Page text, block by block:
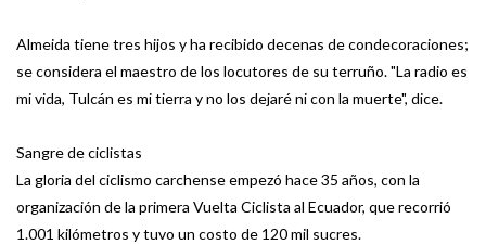
Almeida tiene tres hijos y ha recibido decenas de condecoraciones;
se considera el maestro de los locutores de su terruño. "La radio es
mi vida, Tulcán es mi tierra y no los dejaré ni con la muerte", dice.
Sangre de ciclistas
La gloria del ciclismo carchense empezó hace 35 años, con la
organización de la primera Vuelta Ciclista al Ecuador, que recorrió
1.001 kilómetros y tuvo un costo de 120 mil sucres.